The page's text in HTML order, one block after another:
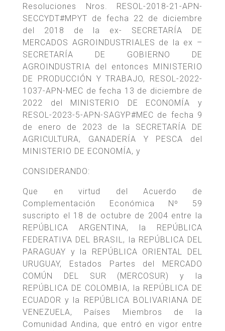
Resoluciones Nros. RESOL-2018-21-APN-
SECCYDT#MPYT de fecha 22 de diciembre
del 2018 de la ex- SECRETARÍA DE
MERCADOS AGROINDUSTRIALES de la ex –
SECRETARÍA DE GOBIERNO DE
AGROINDUSTRIA del entonces MINISTERIO
DE PRODUCCIÓN Y TRABAJO, RESOL-2022-
1037-APN-MEC de fecha 13 de diciembre de
2022 del MINISTERIO DE ECONOMÍA y
RESOL-2023-5-APN-SAGYP#MEC de fecha 9
de enero de 2023 de la SECRETARÍA DE
AGRICULTURA, GANADERÍA Y PESCA del
MINISTERIO DE ECONOMÍA, y
CONSIDERANDO:
Que en virtud del Acuerdo de
Complementación Económica Nº 59
suscripto el 18 de octubre de 2004 entre la
REPÚBLICA ARGENTINA, la REPÚBLICA
FEDERATIVA DEL BRASIL, la REPÚBLICA DEL
PARAGUAY y la REPÚBLICA ORIENTAL DEL
URUGUAY, Estados Partes del MERCADO
COMÚN DEL SUR (MERCOSUR) y la
REPÚBLICA DE COLOMBIA, la REPÚBLICA DE
ECUADOR y la REPÚBLICA BOLIVARIANA DE
VENEZUELA, Países Miembros de la
Comunidad Andina, que entró en vigor entre